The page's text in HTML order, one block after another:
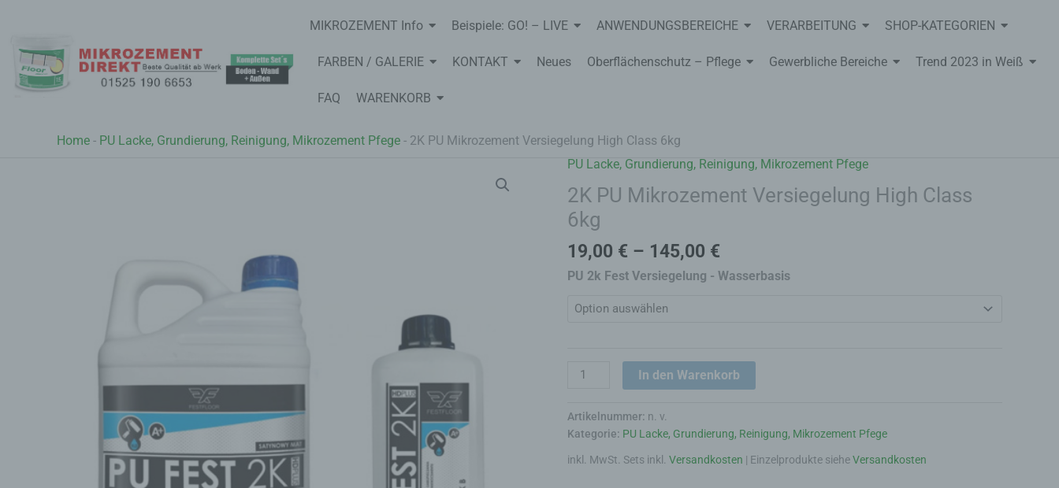
MIKROZEMENT Info Beispiele: GO! – LIVE ANWENDUNGSBEREICHE VERARBEITUNG SHOP-KATEGORIEN
FARBEN / GALERIE KONTAKT Neues Oberflächenschutz – Pflege Gewerbliche Bereiche Trend 2023 in Weiß
FAQ WARENKORB
Home - PU Lacke, Grundierung, Reinigung, Mikrozement Pfege - 2K PU Mikrozement Versiegelung High Class 6kg
PU Lacke, Grundierung, Reinigung, Mikrozement Pfege
2K PU Mikrozement Versiegelung High Class
6kg
19,00 € – 145,00 €
PU 2k Fest Versiegelung - Wasserbasis
2K
Mikrozement
Versiegelung
High
Class
6kg
In den Warenkorb
Artikelnummer: n. v.
Kategorie: PU Lacke, Grundierung, Reinigung, Mikrozement Pfege
inkl. MwSt. Sets inkl. Versandkosten | Einzelprodukte sieheVersandkosten